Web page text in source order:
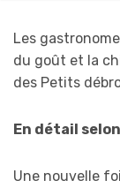
Les
du goût et la
des Petits
En détail
Une nouvelle